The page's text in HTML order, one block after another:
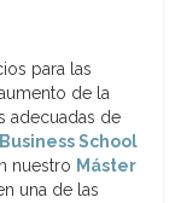
para las
de la
adecuadas de
Business School
nuestro Máster
una de las